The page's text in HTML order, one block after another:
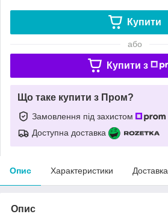
Купити
або
Купити з
Що таке купити з Пром?
Замовлення під захистом
Доступна доставка
Опис Характеристики Доставка
Опис